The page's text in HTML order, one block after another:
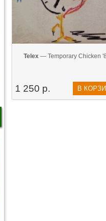
Telex — Temporary Chicken
1 250 р. В